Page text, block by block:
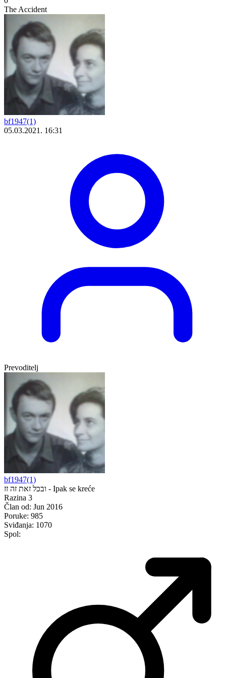
The Accident
bf1947(1)
05.03.2021. 16:31
Prevoditelj
bf1947(1)
ובכל זאת זה זז - Ipak se kreće
Razina 3
Član od: Jun 2016
Poruke: 985
Sviđanja: 1070
Spol: